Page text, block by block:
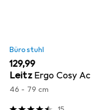
Bürostuhl
EUR
129,99
Leitz Ergo Cosy
46 - 79 cm